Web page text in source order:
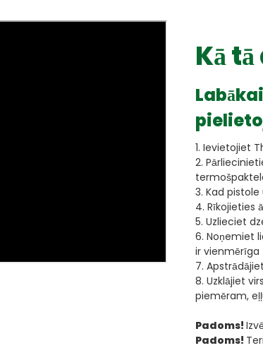
Kā
1. Ievietojiet
2.
3. Kad
4. Rīkojieties
5. Uzlieciet
6. Noņemiet
ir vienmērīga
7.
8. Uzklājiet
piemēram,
Padoms!
Padoms!